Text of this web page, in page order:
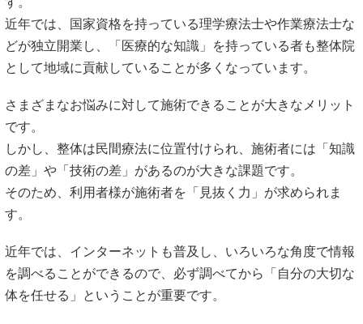
近年では、国家資格を持っている理学療法士や作業療法士な
どが独立開業し、「医療的な知識」を持っている者も整体院
として地域に貢献していることが多くなっています。
さまざまなお悩みに対して施術できることが大きなメリット
です。
しかし、整体は民間療法に位置付けられ、施術者には「知識
の差」や「技術の差」があるのが大きな課題です。
そのため、利用者様が施術者を「見抜く力」が求められま
す。
近年では、インターネットも普及し、いろいろな角度で情報
を調べることができるので、必ず調べてから「自分の大切な
体を任せる」ということが重要です。